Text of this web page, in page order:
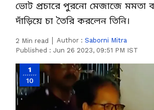
ভোট প্রচারে পুরনো মেজাজে মমতা
দাঁড়িয়ে চা তৈরি করলেন তিনি।
2 Min read Author : Saborni Mitra
Published : Jun 26 2023, 09:51 PM IST
1
10